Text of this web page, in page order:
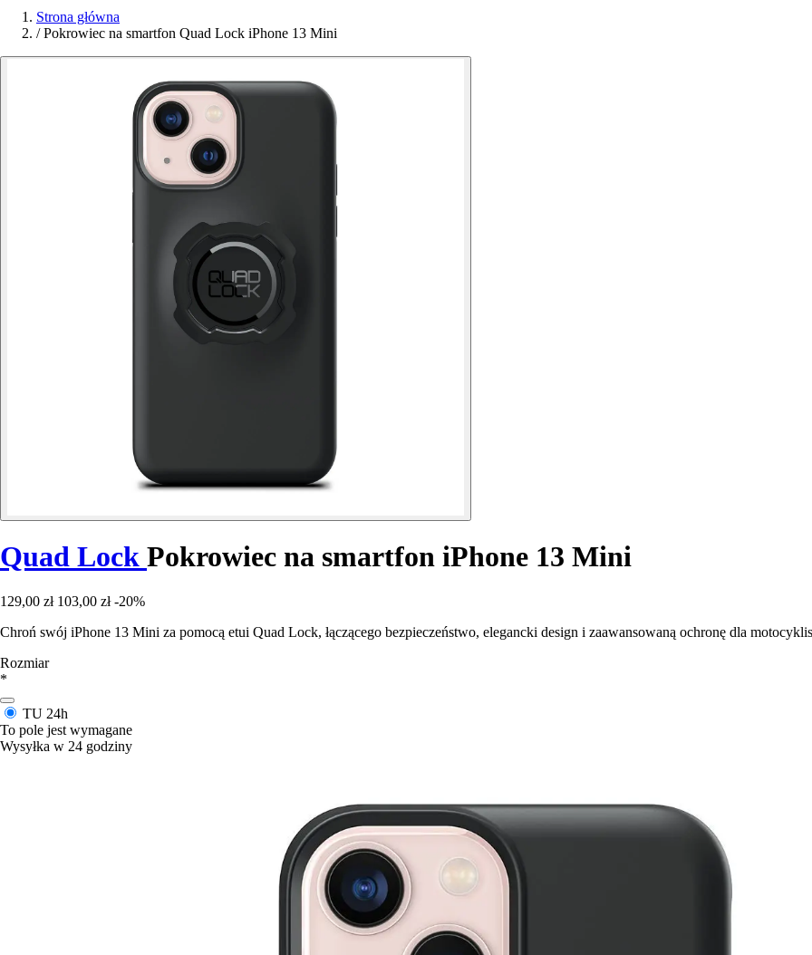
Strona główna
/ Pokrowiec na smartfon Quad Lock iPhone 13 Mini
Quad Lock Pokrowiec na smartfon iPhone 13 Mini
129,00 zł 103,00 zł -20%
Chroń swój iPhone 13 Mini za pomocą etui Quad Lock, łączącego bezpieczeństwo, elegancki design i zaawansowaną ochronę dla
Rozmiar
*
TU 24h
To pole jest wymagane
Wysyłka w 24 godziny